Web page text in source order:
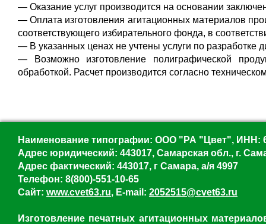
— Оказание услуг производится на основании
— Оплата изготовления агитационных материалов
соответствующего избирательного фонда, в
— В указанных ценах не учтены услуги по разработке
— Возможно изготовление полиграфической
обработкой. Расчет производится согласно
Наименование типографии: ООО "РА "Цвет", ИНН:
Адрес юридический: 443017, Самарская обл., г.
Адрес фактический: 443017, г Самара, а/я 4997
Телефон: 8(800)-551-10-65
Сайт: www.cvet63.ru, E-mail: 2052515@cvet63.ru
Изготовление печатных агитационных